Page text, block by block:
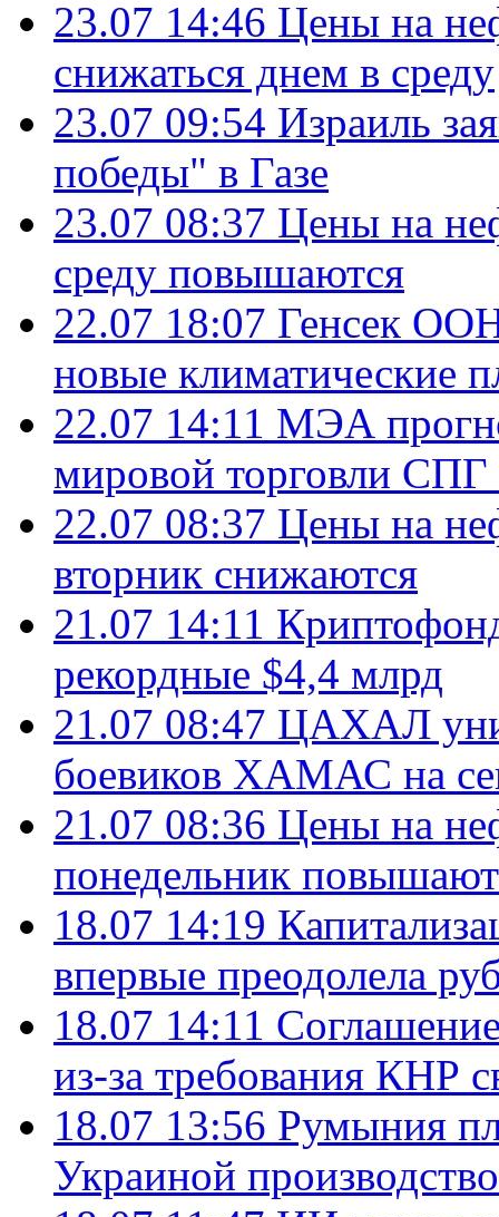
23.07 14:46 Цены на
снижаться днем в среду
23.07 09:54 Израиль
победы" в Газе
23.07 08:37 Цены на
среду повышаются
22.07 18:07 Генсек ООН
новые климатические
22.07 14:11 МЭА
мировой торговли СПГ
22.07 08:37 Цены на
вторник снижаются
21.07 14:11
рекордные $4,4 млрд
21.07 08:47 ЦАХАЛ
боевиков ХАМАС на
21.07 08:36 Цены на
понедельник
18.07 14:19
впервые преодолела
18.07 14:11
из-за требования КНР
18.07 13:56 Румыния
Украиной